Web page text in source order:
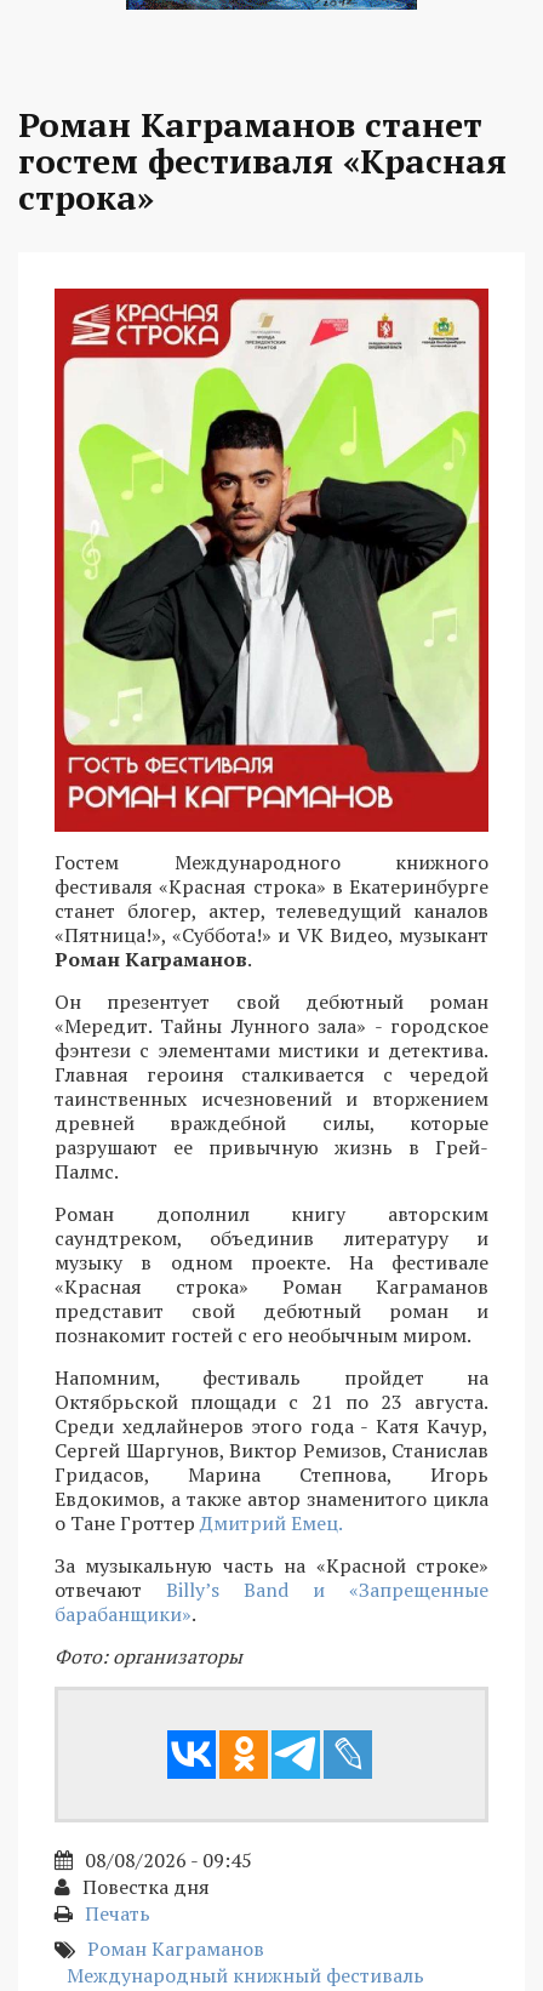
Роман Каграманов станет
гостем фестиваля «Красная
строка»
Гостем Международного книжного
фестиваля «Красная строка» в Екатеринбурге
станет блогер, актер, телеведущий каналов
«Пятница!», «Суббота!» и VK Видео, музыкант
Роман Каграманов.
Он презентует свой дебютный роман
«Мередит. Тайны Лунного зала» - городское
фэнтези с элементами мистики и детектива.
Главная героиня сталкивается с чередой
таинственных исчезновений и вторжением
древней враждебной силы, которые
разрушают ее привычную жизнь в Грей-
Палмс.
Роман дополнил книгу авторским
саундтреком, объединив литературу и
музыку в одном проекте. На фестивале
«Красная строка» Роман Каграманов
представит свой дебютный роман и
познакомит гостей с его необычным миром.
Напомним, фестиваль пройдет на
Октябрьской площади с 21 по 23 августа.
Среди хедлайнеров этого года - Катя Качур,
Сергей Шаргунов, Виктор Ремизов, Станислав
Гридасов, Марина Степнова, Игорь
Евдокимов, а также автор знаменитого цикла
о Тане ГроттерДмитрий Емец.
За музыкальную часть на «Красной строке»
отвечают Billy’s Band и «Запрещенные
барабанщики».
Фото: организаторы
08/08/2026 - 09:45
Повестка дня
Печать
Роман Каграманов
Международный книжный фестиваль